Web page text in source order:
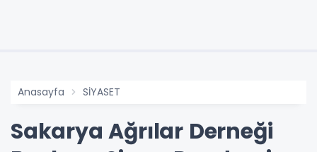
Anasayfa SİYASET
Sakarya Ağrılar Derneği